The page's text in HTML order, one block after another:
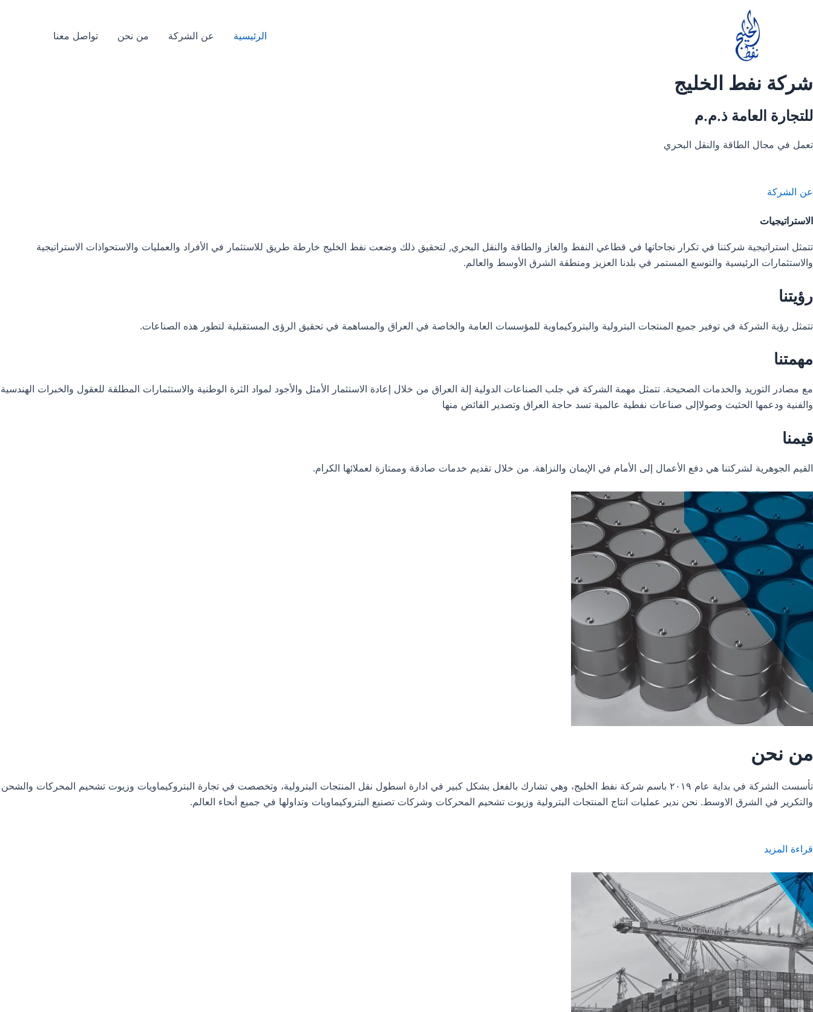
الرئيسية عن الشركة من نحن تواصل معنا
شركة نفط الخليج
للتجارة العامة ذ.م.م
تعمل في مجال الطاقة والنقل البحري
عن الشركة
الاستراتيجيات
تتمثل استراتيجية شركتنا في تكرار نجاحاتها في قطاعي النفط والغاز والطاقة والنقل البحري, لتحقيق ذلك وضعت نفط الخليج خارطة طريق للاستثمار في الأفراد والعمليات والاستحواذات الاستراتيجية
والاستثمارات الرئيسية والتوسع المستمر في بلدنا العزيز ومنطقة الشرق الأوسط والعالم.
رؤيتنا
تتمثل رؤية الشركة في توفير جميع المنتجات البترولية والبتروكيماوية للمؤسسات العامة والخاصة في العراق والمساهمة في تحقيق الرؤى المستقبلية لتطور هذه الصناعات.
مهمتنا
مع مصادر التوريد والخدمات الصحيحة. تتمثل مهمة الشركة في جلب الصناعات الدولية إلة العراق من خلال إعادة الاستثمار الأمثل والأجود لمواد الثرة الوطنية والاستثمارات المطلقة للعقول والخبرات الهندسية
والفنية ودعمها الحثيث وصولاإلى صناعات نفطية عالمية تسد حاجة العراق وتصدير الفائض منها
قيمنا
القيم الجوهرية لشركتنا هي دفع الأعمال إلى الأمام في الإيمان والنزاهة. من خلال تقديم خدمات صادقة وممتازة لعملائها الكرام.
من نحن
تأسست الشركة في بداية عام ٢٠١٩ باسم شركة نفط الخليج، وهي تشارك بالفعل بشكل كبير في ادارة اسطول نقل المنتجات البترولية، وتخصصت في تجارة البتروكيماويات وزيوت تشحيم المحركات والشحن
والتكرير في الشرق الاوسط. نحن ندير عمليات انتاج المنتجات البترولية وزيوت تشحيم المحركات وشركات تصنيع البتروكيماويات وتداولها في جميع أنحاء العالم.
قراءة المزيد